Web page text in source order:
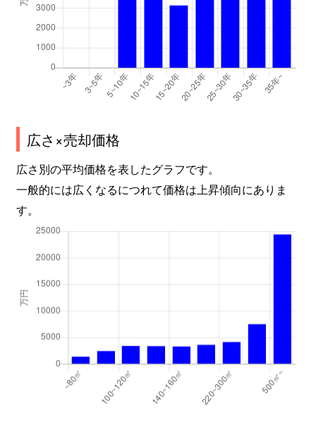
広さ×売却価格
広さ別の平均価格を表したグラフです。
一般的には広くなるにつれて価格は上昇傾向にありま
す。